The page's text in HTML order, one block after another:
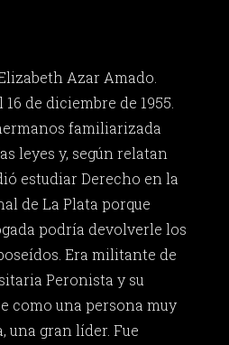
Azar Amado.
de diciembre de 1955.
familiarizada
leyes y, según relatan
estudiar Derecho en la
de La Plata porque
podría devolverle los
Era militante de
Peronista y su
como una persona muy
una gran líder. Fue